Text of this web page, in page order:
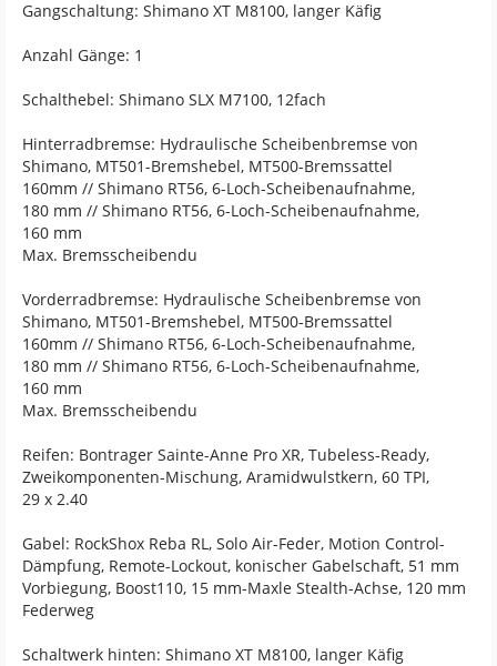
Gangschaltung: Shimano XT M8100, langer Käfig
Anzahl Gänge: 1
Schalthebel: Shimano SLX M7100, 12fach
Hinterradbremse: Hydraulische Scheibenbremse von
Shimano, MT501-Bremshebel, MT500-Bremssattel
160mm // Shimano RT56, 6-Loch-Scheibenaufnahme,
180 mm // Shimano RT56, 6-Loch-Scheibenaufnahme,
160 mm
Max. Bremsscheibendu
Vorderradbremse: Hydraulische Scheibenbremse von
Shimano, MT501-Bremshebel, MT500-Bremssattel
160mm // Shimano RT56, 6-Loch-Scheibenaufnahme,
180 mm // Shimano RT56, 6-Loch-Scheibenaufnahme,
160 mm
Max. Bremsscheibendu
Reifen: Bontrager Sainte-Anne Pro XR, Tubeless-Ready,
Zweikomponenten-Mischung, Aramidwulstkern, 60 TPI,
29 x 2.40
Gabel: RockShox Reba RL, Solo Air-Feder, Motion Control-
Dämpfung, Remote-Lockout, konischer Gabelschaft, 51 mm
Vorbiegung, Boost110, 15 mm-Maxle Stealth-Achse, 120 mm
Federweg
Schaltwerk hinten: Shimano XT M8100, langer Käfig